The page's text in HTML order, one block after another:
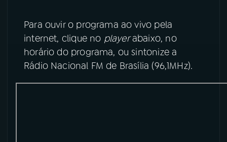
FESTIVAL DE MÚSICA
Para ouvir o programa ao vivo pela
internet, clique no playerabaixo, no
horário do programa, ou sintonize a
Rádio Nacional FM de Brasília (96,1MHz).